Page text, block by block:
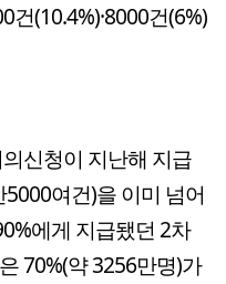
(10.4%)·8000건(6%)
신청이 지난해 지급
여건)을 이미 넘어
에게 지급됐던 2차
70%(약 3256만명)가